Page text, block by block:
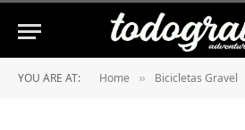
YOU ARE AT: Home » Bicicletas Gravel